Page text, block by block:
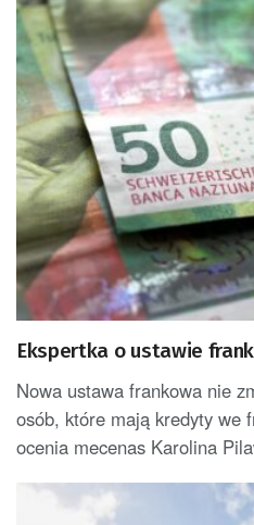
Ekspertka o ustawie
Nowa ustawa frankowa nie
osób, które mają kredyty we
ocenia mecenas Karolina